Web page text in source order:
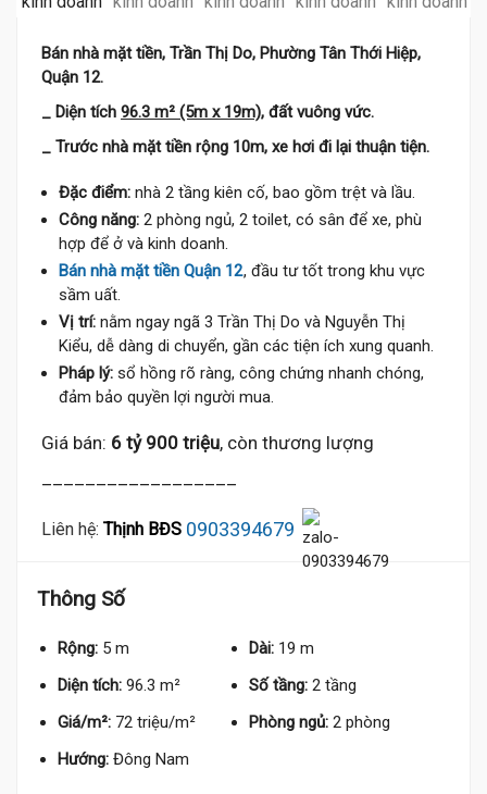
Bán nhà mặt tiền, Trần Thị Do, Phường Tân Thới Hiệp,
Quận 12.
_ Diện tích 96.3 m² (5m x 19m), đất vuông vức.
_ Trước nhà mặt tiền rộng 10m, xe hơi đi lại thuận tiện.
Đặc điểm: nhà 2 tầng kiên cố, bao gồm trệt và lầu.
Công năng: 2 phòng ngủ, 2 toilet, có sân để xe, phù
hợp để ở và kinh doanh.
Bán nhà mặt tiền Quận 12, đầu tư tốt trong khu vực
sầm uất.
Vị trí: nằm ngay ngã 3 Trần Thị Do và Nguyễn Thị
Kiểu, dễ dàng di chuyển, gần các tiện ích xung quanh.
Pháp lý: sổ hồng rõ ràng, công chứng nhanh chóng,
đảm bảo quyền lợi người mua.
Giá bán: 6 tỷ 900 triệu, còn thương lượng
Liên hệ: Thịnh BĐS 0903394679
Thông Số
Rộng: 5 m Dài: 19 m
Diện tích: 96.3 m² Số tầng: 2 tầng
Giá/m²: 72 triệu/m² Phòng ngủ: 2 phòng
Hướng: Đông Nam